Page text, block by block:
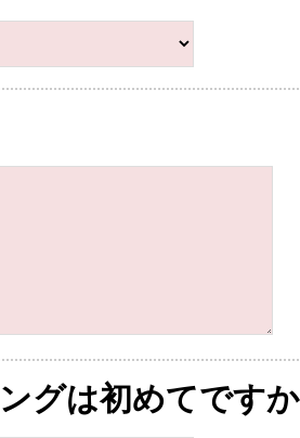
グは初めてです